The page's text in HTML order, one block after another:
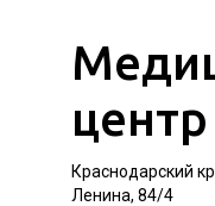
центр
Краснодарский
Ленина, 84/4